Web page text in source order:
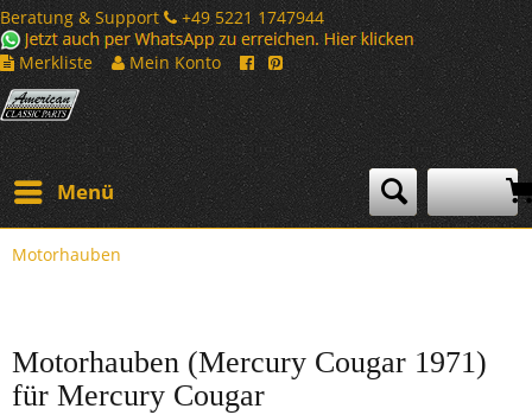
Beratung & Support
+49 5221 1747944
Merkliste
Mein Konto
Menü
Motorhauben
Motorhauben (Mercury Cougar 1971)
für Mercury Cougar